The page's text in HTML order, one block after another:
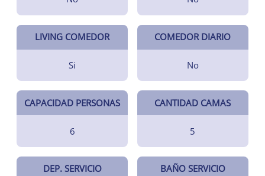
LIVING COMEDOR
Si
COMEDOR DIARIO
No
CAPACIDAD PERSONAS
6
CANTIDAD CAMAS
5
DEP. SERVICIO BAÑO SERVICIO